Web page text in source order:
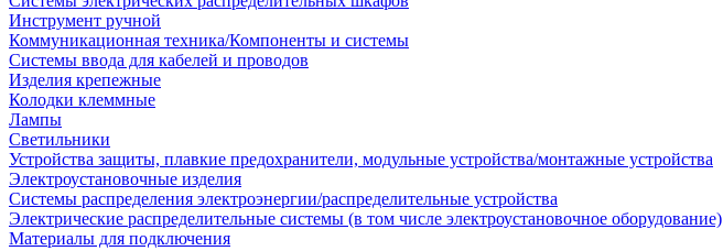
Инструмент ручной
Коммуникационная техника/Компоненты и системы
Системы ввода для кабелей и проводов
Изделия крепежные
Колодки клеммные
Лампы
Светильники
Устройства защиты, плавкие предохранители, модульные устройства/монтажные устройства
Электроустановочные изделия
Системы распределения электроэнергии/распределительные устройства
Электрические распределительные системы (в том числе электроустановочное оборудование)
Материалы для подключения